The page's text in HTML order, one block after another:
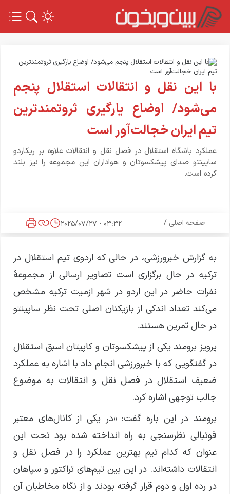
صفحه اصلی /
03:32 - 2025/07/27
با این نقل و انتقالات استقلال پنجم
می‌شود/ اوضاع یارگیری ثروتمندترین
تیم ایران خجالت‌آور است
عملکرد باشگاه استقلال در فصل نقل و انتقالات علاوه بر ریکاردو
ساپینتو صدای پیشکسوتان و هواداران این مجموعه را نیز بلند
کرده است.
به گزارش خبرورزشی، در حالی که اردوی تیم استقلال در
ترکیه در حال برگزاری است تصاویر ارسالی از مجموعهٔ
نفرات حاضر در این اردو در شهر ازمیت ترکیه مشخص
می‌کند تعداد اندکی از بازیکنان اصلی تحت نظر ساپینتو
در حال تمرین هستند.
پرویز برومند یکی از پیشکسوتان و کاپیتان اسبق استقلال
در گفتگویی که با خبرورزشی انجام داد با اشاره به عملکرد
ضعیف استقلال در فصل نقل و انتقالات به موضوع
جالب توجهی اشاره کرد.
برومند در این باره گفت: «در یکی از کانال‌های معتبر
فوتبالی نظرسنجی به راه انداخته شده بود تحت این
عنوان که کدام تیم بهترین عملکرد را در فصل نقل و
انتقالات داشته‌اند. در این بین تیم‌های تراکتور و سپاهان
در رده اول و دوم قرار گرفته بودند و از نگاه مخاطبان آن